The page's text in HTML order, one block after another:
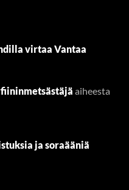
virtaa Vantaa
aiheesta
ja soraääniä